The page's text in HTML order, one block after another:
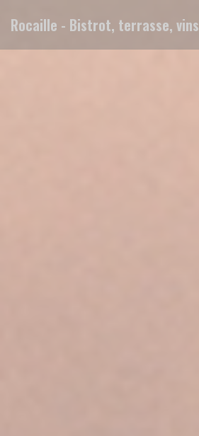
Rocaille - Bistrot, terrasse, vins